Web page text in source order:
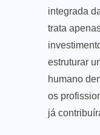
integrada
trata
estruturar
humano
os
já